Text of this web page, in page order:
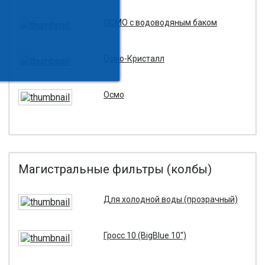
ОСМО с водоводяным баком
Осмо-Кристалл
Осмо
Магистральные фильтры (колбы)
Для холодной воды (прозрачный)
Гросс 10 (BigBlue 10'')